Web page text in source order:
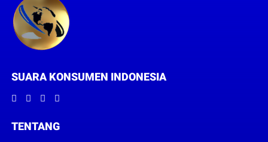
SUARA KONSUMEN INDONESIA
TENTANG